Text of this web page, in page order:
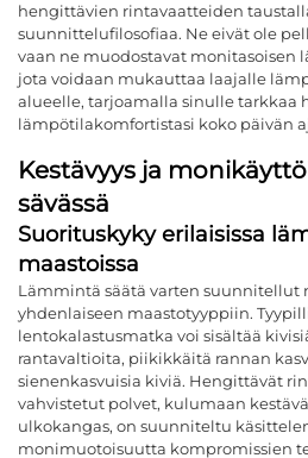
hengittävien rintavaatteiden
suunnittelufilosofiaa. Ne eivät ole
vaan ne muodostavat monitasoisen
jota voidaan mukauttaa laajalle
alueelle, tarjoamalla sinulle tarkkaa
lämpötilakomfortistasi koko päivän
Kestävyys ja
sävässä
Suorituskyky erilaisissa
maastoissa
Lämmintä säätä varten suunnitellut
yhdenlaiseen maastotyyppiin.
lentokalastusmatka voi sisältää
rantavaltioita, piikikkäitä rannan
sienenkasvuisia kiviä. Hengittävät
vahvistetut polvet, kulumaan
ulkokangas, on suunniteltu
monimuotoisuutta kompromissien